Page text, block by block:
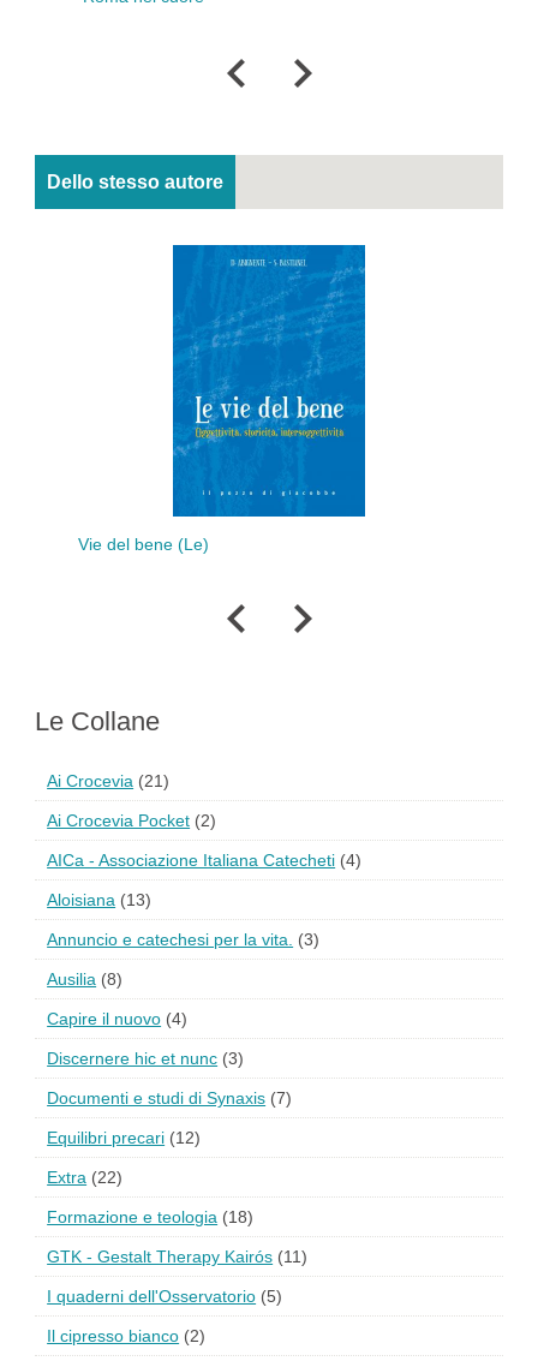
Dello stesso autore
del bene (Le)
Le Collane
Ai Crocevia (21)
Ai Crocevia Pocket (2)
AICa - Associazione Italiana Catecheti (4)
Aloisiana (13)
Annuncio e catechesi per la vita. (3)
Ausilia (8)
Capire il nuovo (4)
Discernere hic et nunc (3)
Documenti e studi di Synaxis (7)
Equilibri precari (12)
Extra (22)
Formazione e teologia (18)
GTK - Gestalt Therapy Kairós (11)
I quaderni dell'Osservatorio (5)
Il cipresso bianco (2)